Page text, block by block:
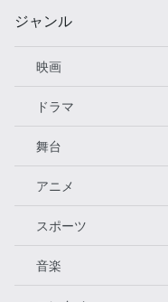
ジャンル
映画
ドラマ
舞台
アニメ
スポーツ
音楽